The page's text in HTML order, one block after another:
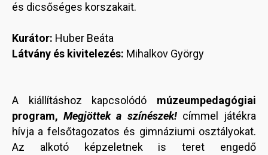
és dicsőséges korszakait.
Kurátor: Huber Beáta
Látvány és kivitelezés: Mihalkov György
A kiállításhoz kapcsolódó múzeumpedagógiai
program,Megjöttek a színészek! címmel játékra
hívja a felsőtagozatos és gimnáziumi osztályokat.
Az alkotó képzeletnek is teret engedő